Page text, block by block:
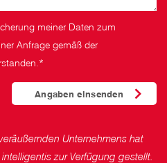
meiner Daten zum
Anfrage gemäß der
Unternehmens hat
zur Verfügung gestellt.